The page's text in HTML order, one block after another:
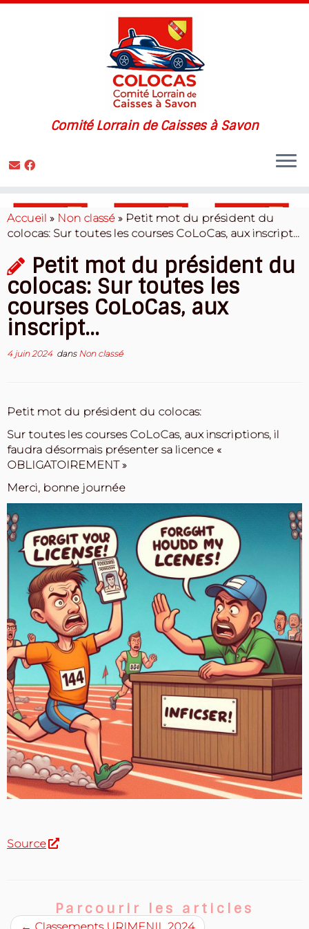
Skip
to
content
Comité Lorrain de Caisses à Savon
Accueil » Non classé » Petit mot du président du
colocas: Sur toutes les courses CoLoCas, aux inscript…
Petit mot du président du
colocas: Sur toutes les
courses CoLoCas, aux
inscript…
4 juin 2024dans Non classé
Petit mot du président du colocas:
Sur toutes les courses CoLoCas, aux inscriptions, il
faudra désormais présenter sa licence «
OBLIGATOIREMENT»
Merci, bonne journée
Source
Parcourir les articles